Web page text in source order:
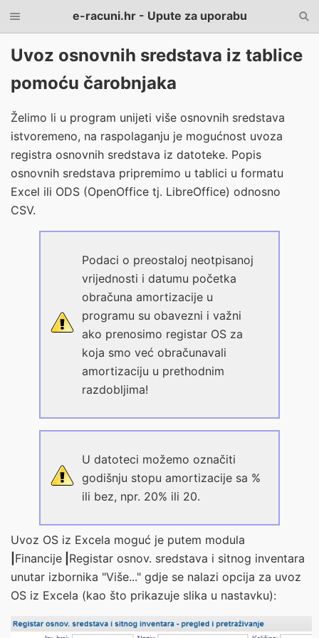
e-racuni.hr - Upute za uporabu
Uvoz osnovnih sredstava iz tablice
pomoću čarobnjaka
Želimo li u program unijeti više osnovnih sredstava
istvoremeno, na raspolaganju je mogućnost uvoza
registra osnovnih sredstava iz datoteke. Popis
osnovnih sredstava pripremimo u tablici u formatu
Excel ili ODS (OpenOffice tj. LibreOffice) odnosno
CSV.
Podaci o preostaloj neotpisanoj
vrijednosti i datumu početka
obračuna amortizacije u
programu su obavezni i važni
ako prenosimo registar OS za
koja smo već obračunavali
amortizaciju u prethodnim
razdobljima!
U datoteci možemo označiti
godišnju stopu amortizacije sa %
ili bez, npr. 20% ili 20.
Uvoz OS iz Excela moguć je putem modula
Financije Registar osnov. sredstava i sitnog inventara
unutar izbornika "Više..." gdje se nalazi opcija za uvoz
OS iz Excela (kao što prikazuje slika u nastavku):